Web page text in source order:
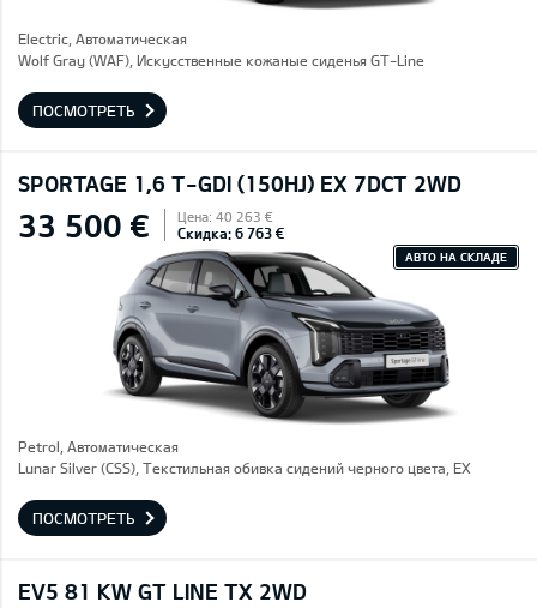
Electric, Автоматическая
Wolf Gray (WAF), Искусственные кожаные сиденья GT-Line
ПОСМОТРЕТЬ
SPORTAGE 1,6 T-GDI (150HJ) EX 7DCT 2WD
33 500 € Цена: 40 263 €
Скидка: 6 763 €
АВТО НА СКЛАДЕ
Petrol, Автоматическая
Lunar Silver (CSS), Текстильная обивка сидений черного цвета, EX
ПОСМОТРЕТЬ
EV5 81 KW GT LINE TX 2WD